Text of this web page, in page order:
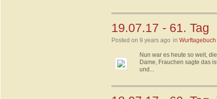
19.07.17 - 61. Tag
Posted on 9 years ago in
Nun war es heute so weit,
Dame, Frauchen sagte das
und...